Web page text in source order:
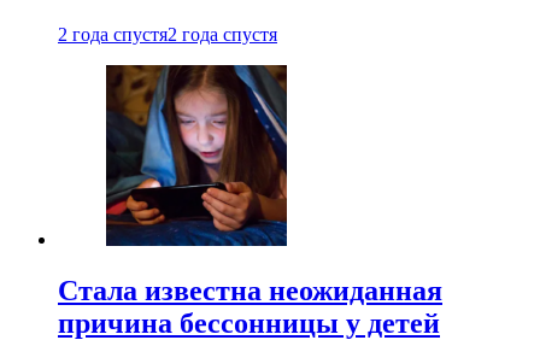
2 года спустя2 года спустя
Стала известна неожиданная
причина бессонницы у детей